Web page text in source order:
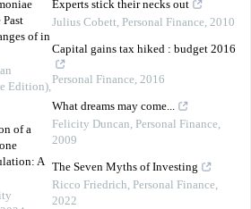
of in
Edition),
of a
A
Experts stick their necks out
Julius Cobett, Personal Finance, 2010
Capital gains tax hiked : budget 2016
Personal Finance, 2016
What dreams may come...
Felicity Duncan, Personal Finance,
2009
The Seven Myths of Investing
Ricco Friedrich, Personal Finance,
2022